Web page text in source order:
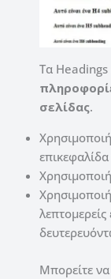
Τα Headings
σελίδας.
Μπορείτε να